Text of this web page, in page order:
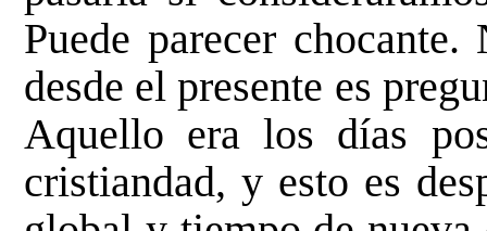
Puede parecer
desde el presente es
Aquello era los días
cristiandad, y esto es